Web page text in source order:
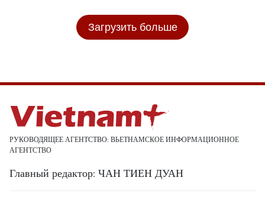
Загрузить больше
РУКОВОДЯЩЕЕ АГЕНТСТВО: ВЬЕТНАМСКОЕ ИНФОРМАЦИОННОЕ
АГЕНТСТВО
Главный редактор: ЧАН ТИЕН ДУАН